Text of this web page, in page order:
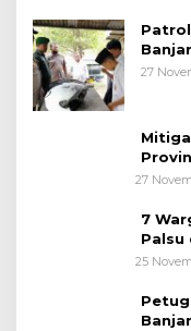
27
27
7
Palsu
25